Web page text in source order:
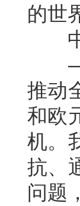
的世
中
——
推动
和欧
机。
抗、
问题